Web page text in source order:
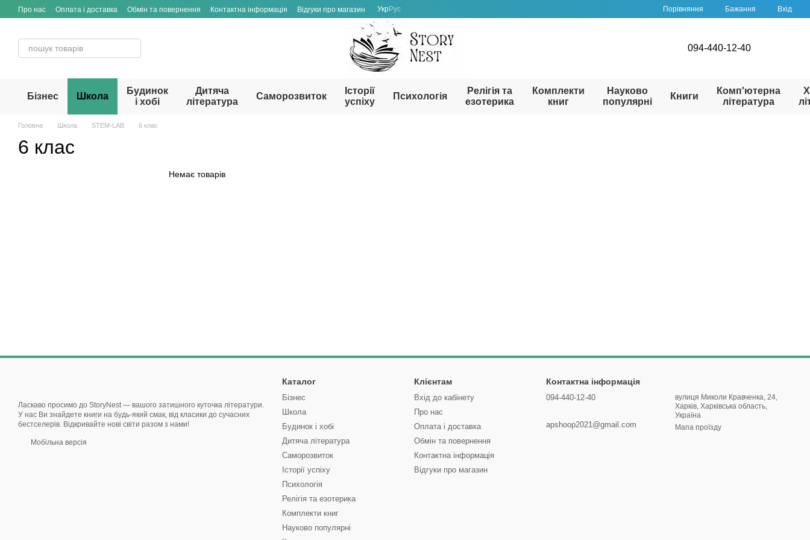
Перейти до основного контенту
Про нас Оплата і доставка Обмін та повернення Контактна інформація Відгуки про магазин УкрРус Порівняння Бажання Вхід
094-440-12-40
Бізнес Школа
Будинок
і хобі
Дитяча
література
Саморозвиток
Історії
успіху
Психологія
Релігія та
езотерика
Комплекти
книг
Науково
популярні
Книги
Комп'ютерна
література
Головна Школа STEM-LAB 6 клас
6 клас
Немає товарів
Ласкаво просимо до StoryNest — вашого затишного куточка літератури.
У нас Ви знайдете книги на будь-який смак, від класики до сучасних
бестселерів. Відкривайте нові світи разом з нами!
Мобільна версія
Каталог
Бізнес
Школа
Будинок і хобі
Дитяча література
Саморозвиток
Історії успіху
Психологія
Релігія та езотерика
Комплекти книг
Науково популярні
Клієнтам
Вхід до кабінету
Про нас
Оплата і доставка
Обмін та повернення
Контактна інформація
Відгуки про магазин
Контактна інформація
094-440-12-40
apshoop2021@gmail.com
вулиця Миколи Кравченка, 24,
Харків, Харківська область,
Україна
Мапа проїзду